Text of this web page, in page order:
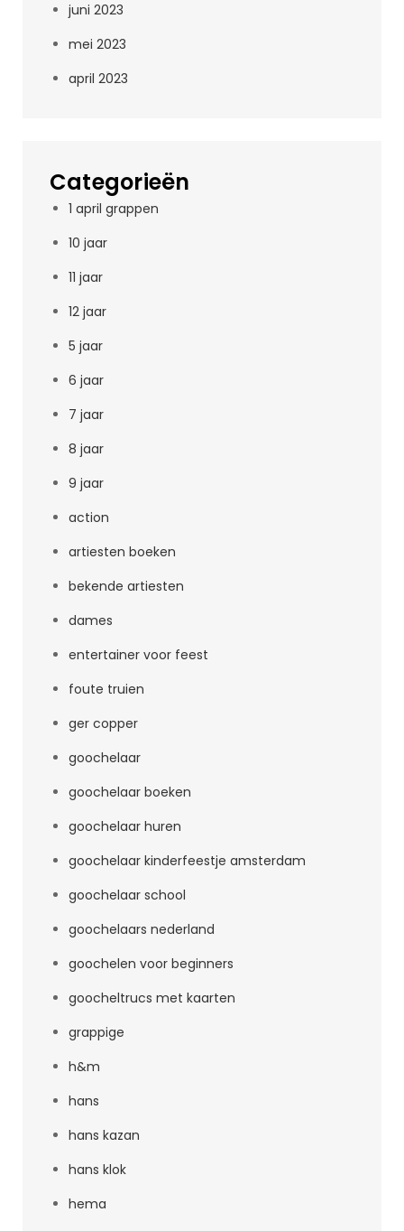
juni 2023
mei 2023
april 2023
Categorieën
1 april grappen
10 jaar
11 jaar
12 jaar
5 jaar
6 jaar
7 jaar
8 jaar
9 jaar
action
artiesten boeken
bekende artiesten
dames
entertainer voor feest
foute truien
ger copper
goochelaar
goochelaar boeken
goochelaar huren
goochelaar kinderfeestje amsterdam
goochelaar school
goochelaars nederland
goochelen voor beginners
goocheltrucs met kaarten
grappige
h&m
hans
hans kazan
hans klok
hema